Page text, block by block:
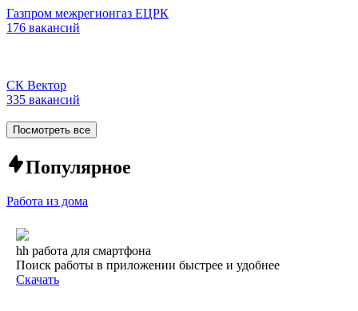
Газпром межрегионгаз ЕЦРК
176 вакансий
СК Вектор
335 вакансий
Посмотреть все
Популярное
Работа из дома
hh работа для смартфона
Поиск работы в приложении быстрее и удобнее
Скачать